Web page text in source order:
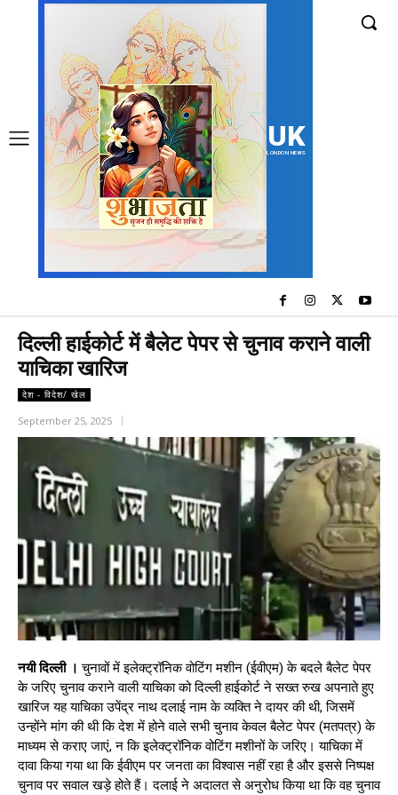
UK
LONDON NEWS
दिल्ली हाईकोर्ट में बैलेट पेपर से चुनाव कराने वाली
याचिका खारिज
देश - विदेश/ खेल
September 25, 2025
नयी दिल्ली । चुनावों में इलेक्ट्रॉनिक वोटिंग मशीन (ईवीएम) के बदले बैलेट पेपर
के जरिए चुनाव कराने वाली याचिका को दिल्ली हाईकोर्ट ने सख्त रुख अपनाते हुए
खारिज यह याचिका उपेंद्र नाथ दलाई नाम के व्यक्ति ने दायर की थी, जिसमें
उन्होंने मांग की थी कि देश में होने वाले सभी चुनाव केवल बैलेट पेपर (मतपत्र) के
माध्यम से कराए जाएं, न कि इलेक्ट्रॉनिक वोटिंग मशीनों के जरिए। याचिका में
दावा किया गया था कि ईवीएम पर जनता का विश्वास नहीं रहा है और इससे निष्पक्ष
चुनाव पर सवाल खड़े होते हैं। दलाई ने अदालत से अनुरोध किया था कि वह चुनाव